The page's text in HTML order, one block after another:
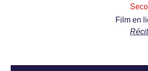
Film en